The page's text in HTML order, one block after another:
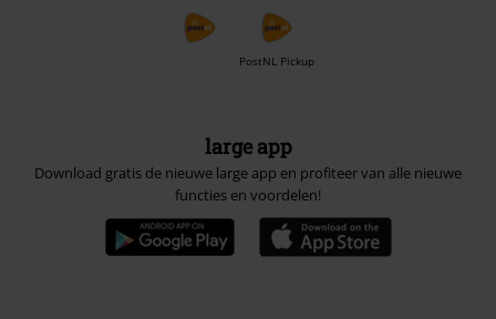
PostNL Pickup
large app
Download gratis de nieuwe large app en profiteer van alle nieuwe
functies en voordelen!